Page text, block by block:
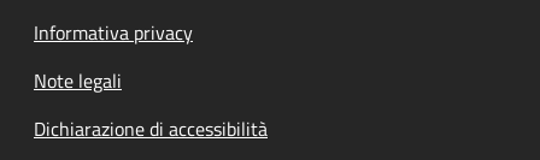
Informativa privacy
Note legali
Dichiarazione di accessibilità